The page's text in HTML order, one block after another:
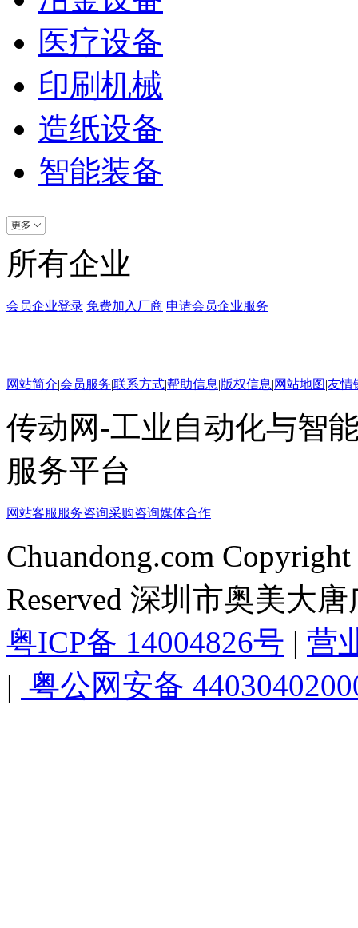
医疗设备
印刷机械
造纸设备
智能装备
所有企业
会员企业登录 免费加入厂商 申请会员企业服务
网站简介|会员服务|联系方式|帮助信息|版权信息|网站地图|友情
传动网-工业自动化与智
服务平台
网站客服 服务咨询采购咨询媒体合作
Chuandong.com
Reserved 深圳市奥美大
粤ICP备 14004826号 | 营
| 粤公网安备